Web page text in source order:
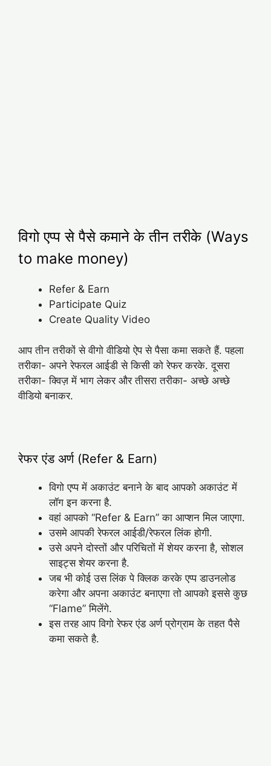
विगो एप्प से पैसे कमाने के तीन तरीके (Ways
to make money)
Refer & Earn
Participate Quiz
Create Quality Video
आप तीन तरीकों से वीगो वीडियो ऐप से पैसा कमा सकते हैं. पहला
तरीका- अपने रेफरल आईडी से किसी को रेफर करके. दूसरा
तरीका- क्विज़ में भाग लेकर और तीसरा तरीका- अच्छे अच्छे
वीडियो बनाकर.
रेफर एंड अर्ण (Refer & Earn)
विगो एप्प में अकाउंट बनाने के बाद आपको अकाउंट में
लॉग इन करना है.
वहां आपको “Refer & Earn” का आप्शन मिल जाएगा.
उसमे आपकी रेफरल आईडी/रेफरल लिंक होगी.
उसे अपने दोस्तों और परिचितों में शेयर करना है, सोशल
साइट्स शेयर करना है.
जब भी कोई उस लिंक पे क्लिक करके एप्प डाउनलोड
करेगा और अपना अकाउंट बनाएगा तो आपको इससे कुछ
“Flame” मिलेंगे.
इस तरह आप विगो रेफर एंड अर्ण प्रोग्राम के तहत पैसे
कमा सकते है.